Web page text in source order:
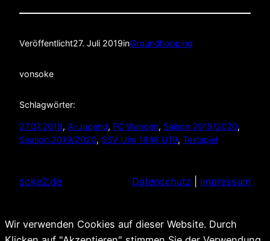
Veröffentlicht27. Juli 2019inGroundhopping
vonsoke
Schlagwörter:
27.07.2019, A-Jugend, FC Wangen, Saison 2019/2020
Season 2019/2020, SSV Ulm 1846 U19, Testspiel
soke2.de Datenschutz Impressum
Wir verwenden Cookies auf dieser Website. Durch